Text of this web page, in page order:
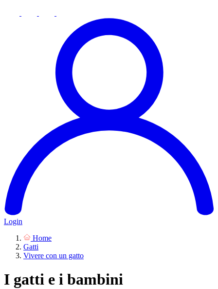
Login
Home
Gatti
Vivere con un gatto
I gatti e i bambini